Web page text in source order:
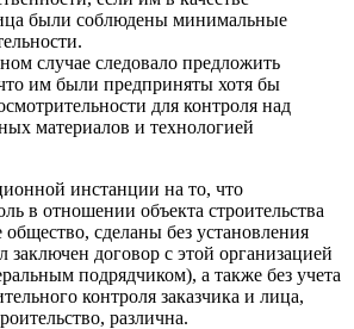
были соблюдены минимальные
случае следовало предложить
им были предприняты хотя бы
для контроля над
материалов и технологией
инстанции на то, что
в отношении объекта строительства
общество, сделаны без установления
договор с этой организацией
подрядчиком), а также без учета
контроля заказчика и лица,
различна.